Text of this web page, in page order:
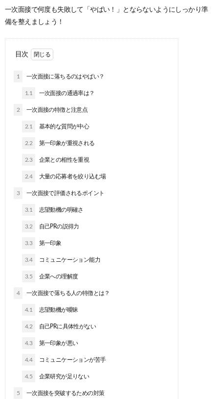
一次面接で何度も失敗して「やばい！」とならないようにしっかり準
備を整えましょう！
目次
1 一次面接に落ちるのはやばい？
1.1 一次面接の通過率は？
2 一次面接の特徴と注意点
2.1 基本的な質問が中心
2.2 第一印象が重視される
2.3 企業との相性を重視
2.4 大量の応募者を絞り込む場
3 一次面接で評価されるポイント
3.1 志望動機の明確さ
3.2 自己PRの説得力
3.3 第一印象
3.4 コミュニケーション能力
3.5 企業への理解度
4 一次面接で落ちる人の特徴とは？
4.1 志望動機が曖昧
4.2 自己PRに具体性がない
4.3 第一印象が悪い
4.4 コミュニケーションが苦手
4.5 企業研究が足りない
5 一次面接を突破するための対策